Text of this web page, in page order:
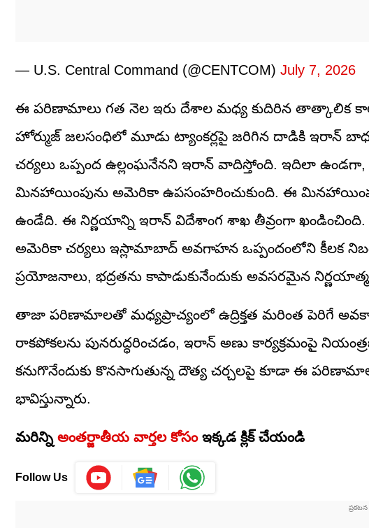
— U.S. Central Command (@CENTCOM) July 7, 2026
ఈ పరిణామాలు గత నెల ఇరు దేశాల మధ్య కుదిరిన తాత్కాలిక
హోర్ముజ్ జలసంధిలో మూడు ట్యాంకర్లపై జరిగిన దాడికి ఇరాన్
చర్యలు ఒప్పంద ఉల్లంఘనేనని ఇరాన్ వాదిస్తోంది. ఇదిలా ఉండగా,
మినహాయింపును అమెరికా ఉపసంహరించుకుంది. ఈ
ఉండేది. ఈ నిర్ణయాన్ని ఇరాన్ విదేశాంగ శాఖ తీవ్రంగా
అమెరికా చర్యలు ఇస్లామాబాద్ అవగాహన ఒప్పందంలోని కీలక
ప్రయోజనాలు, భద్రతను కాపాడుకునేందుకు అవసరమైన
తాజా పరిణామాలతో మధ్యప్రాచ్యంలో ఉద్రిక్తత మరింత పెరిగే
రాకపోకలను పునరుద్ధరించడం, ఇరాన్ అణు కార్యక్రమంపై
కనుగొనేందుకు కొనసాగుతున్న దౌత్య చర్చలపై కూడా ఈ
భావిస్తున్నారు.
మరిన్ని అంతర్జాతీయ వార్తల కోసంఇక్కడ క్లిక్ చేయండి
Follow Us